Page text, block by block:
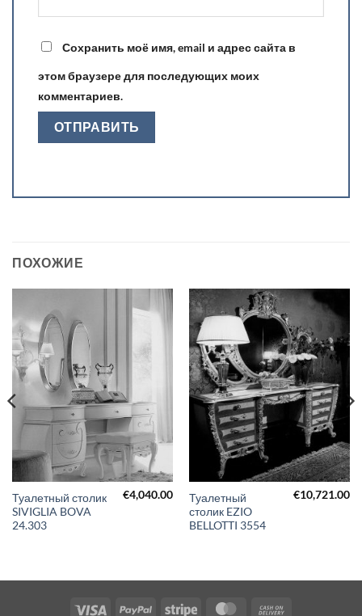
Сохранить моё имя, email и адрес сайта в
этом браузере для последующих моих
комментариев.
ПОХОЖИЕ
Туалетный столик
SIVIGLIA BOVA
24.303
€4,040.00
Туалетный
столик EZIO
BELLOTTI 3554
€10,721.00
Visa PayPal Stripe MasterCard